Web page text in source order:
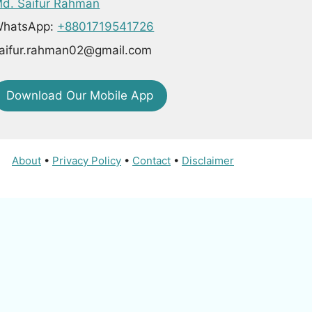
Saifur Rahman
+8801719541726
Download Our Mobile App
About • Privacy Policy • Contact • Disclaimer